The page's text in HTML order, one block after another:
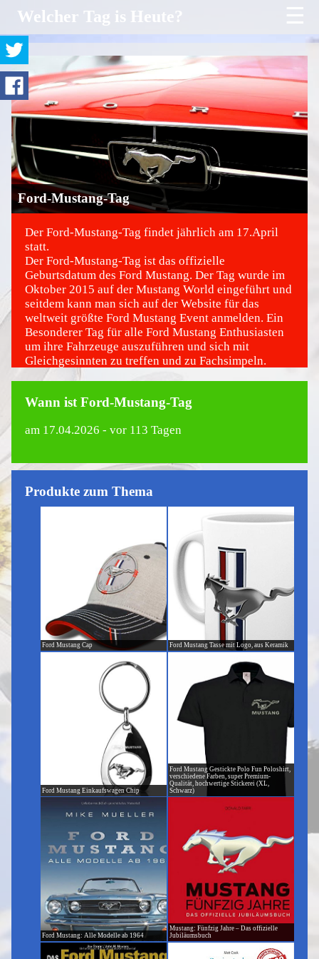
Welcher Tag is Heute? ☰
Ford-Mustang-Tag
©
Der Ford-Mustang-Tag findet jährlich am 17.April
statt.
Der Ford-Mustang-Tag ist das offizielle
Geburtsdatum des Ford Mustang. Der Tag wurde im
Oktober 2015 auf der Mustang World eingeführt und
seitdem kann man sich auf der Website für das
weltweit größte Ford Mustang Event anmelden. Ein
Besonderer Tag für alle Ford Mustang Enthusiasten
um ihre Fahrzeuge auszuführen und sich mit
Gleichgesinnten zu treffen und zu Fachsimpeln.
Wann ist Ford-Mustang-Tag
am 17.04.2026 - vor 113 Tagen
Produkte zum Thema
Ford Mustang Cap Ford Mustang Tasse mit Logo, aus Keramik
Ford Mustang Einkaufswagen Chip
Ford Mustang Gestickte Polo Fun Poloshirt,
verschiedene Farben, super Premium-
Qualität, hochwertige Stickerei (XL,
Schwarz)
Ford Mustang: Alle Modelle ab 1964
Mustang: Fünfzig Jahre – Das offizielle
Jubiläumsbuch